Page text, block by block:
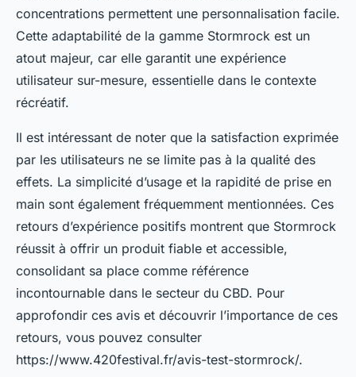
concentrations permettent une personnalisation facile.
Cette adaptabilité de la gamme Stormrock est un
atout majeur, car elle garantit une expérience
utilisateur sur-mesure, essentielle dans le contexte
récréatif.
Il est intéressant de noter que la satisfaction exprimée
par les utilisateurs ne se limite pas à la qualité des
effets. La simplicité d’usage et la rapidité de prise en
main sont également fréquemment mentionnées. Ces
retours d’expérience positifs montrent que Stormrock
réussit à offrir un produit fiable et accessible,
consolidant sa place comme référence
incontournable dans le secteur du CBD. Pour
approfondir ces avis et découvrir l’importance de ces
retours, vous pouvez consulter
https://www.420festival.fr/avis-test-stormrock/.